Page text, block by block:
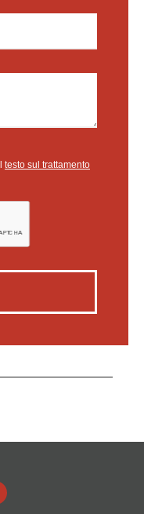
testo sul trattamento